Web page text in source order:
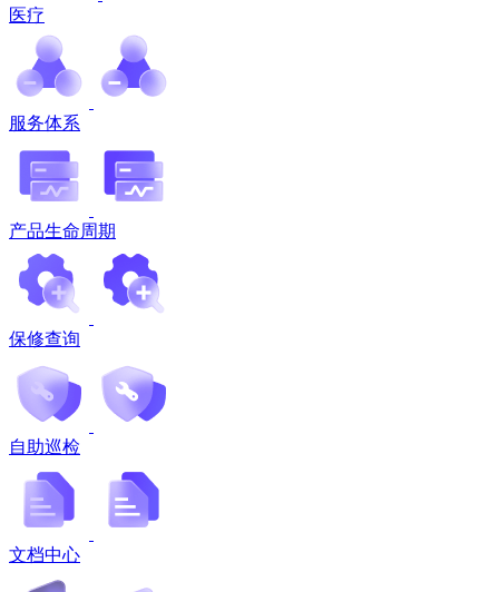
医疗
服务体系
产品生命周期
保修查询
自助巡检
文档中心